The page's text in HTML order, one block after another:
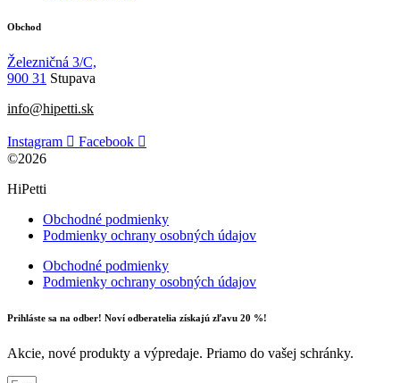
Obchod
Železničná 3/C,
900 31 Stupava
info@hipetti.sk
Instagram
Facebook
©2026
HiPetti
Obchodné podmienky
Podmienky ochrany osobných údajov
Obchodné podmienky
Podmienky ochrany osobných údajov
Prihláste sa na odber! Noví odberatelia získajú zľavu 20 %!
Akcie, nové produkty a výpredaje. Priamo do vašej schránky.